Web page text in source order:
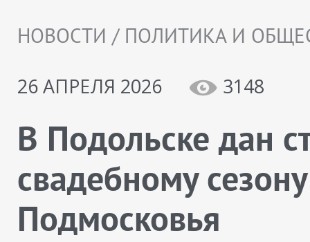
НОВОСТИ / ПОЛИТИКА И
26 АПРЕЛЯ 2026
3148
В Подольске дан
свадебному сезону
Подмосковья